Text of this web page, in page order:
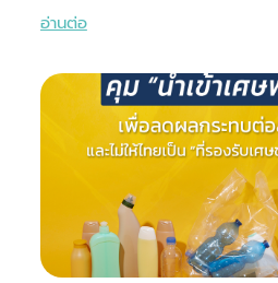
อ่านต่อ